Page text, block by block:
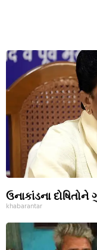
ઉનાકાંડના
khabarantar